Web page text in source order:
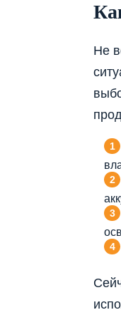
Не